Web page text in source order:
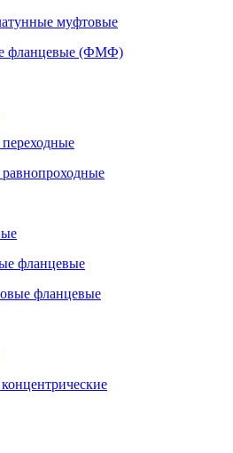
муфтовые
фланцевые (ФМФ)
фланцевые
фланцевые